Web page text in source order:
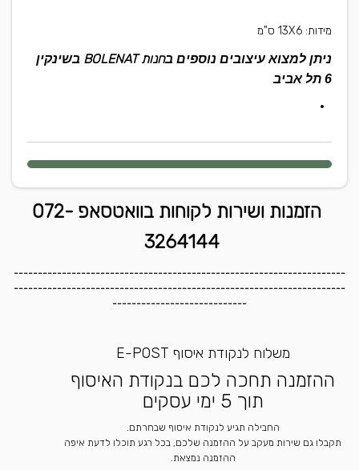
מידות: 13X6 ס"מ
ניתן למצוא עיצובים נוספים בחנות BOLENAT
בשינקין
6 תל אביב
הזמנות ושירות לקוחות בוואטסאפ 072-
3264144
---------------------------------------------------------------------
---------------------------------------------------------------------
----------------------------
משלוח לנקודת איסוף E-POST
ההזמנה תחכה לכם בנקודת האיסוף
תוך 5 ימי עסקים
החבילה תגיע לנקודת איסוף שבחרתם.
תקבלו גם שירות מעקב על ההזמנה שלכם, בכל רגע תוכלו לדעת איפה
ההזמנה נמצאת.